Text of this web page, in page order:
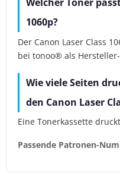
1060p?
Der Canon Laser Class
bei tonoo® als
Wie viele Seiten
den Canon Laser
Eine Tonerkassette
Passende Patronen-